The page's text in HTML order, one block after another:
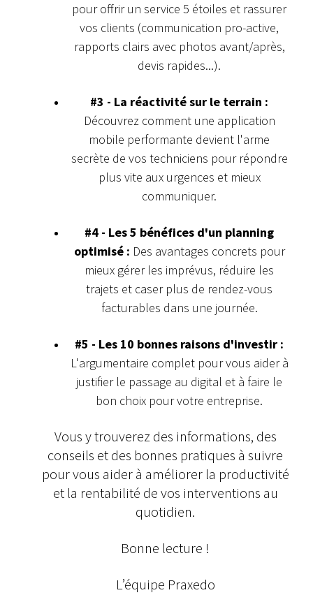
pour offrir un service 5 étoiles et rassurer
vos clients (communication pro-active,
rapports clairs avec photos avant/après,
devis rapides...).
#3 - La réactivité sur le terrain :
Découvrez comment une application
mobile performante devient l'arme
secrète de vos techniciens pour répondre
plus vite aux urgences et mieux
communiquer.
#4 - Les 5 bénéfices d'un planning
optimisé : Des avantages concrets pour
mieux gérer les imprévus, réduire les
trajets et caser plus de rendez-vous
facturables dans une journée.
#5 - Les 10 bonnes raisons d'investir :
L'argumentaire complet pour vous aider à
justifier le passage au digital et à faire le
bon choix pour votre entreprise.
Vous y trouverez des informations, des
conseils et des bonnes pratiques à suivre
pour vous aider à améliorer la productivité
et la rentabilité de vos interventions au
quotidien.
Bonne lecture !
L’équipe Praxedo